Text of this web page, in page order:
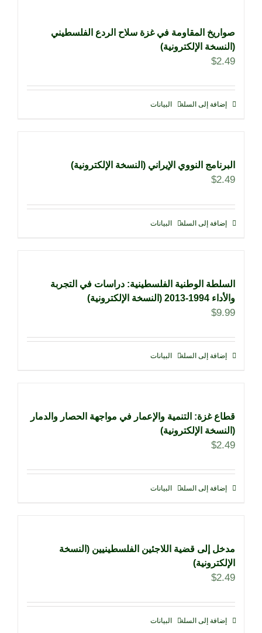
صواريخ المقاومة في غزة سلاح الردع الفلسطيني
(النسخة الإلكترونية)
$2.49
إضافة إلى السلة البيانات
البرنامج النووي الإيراني (النسخة الإلكترونية)
$2.49
إضافة إلى السلة البيانات
السلطة الوطنية الفلسطينية: دراسات في التجربة
والأداء 1994-2013 (النسخة الإلكترونية)
$9.99
إضافة إلى السلة البيانات
قطاع غزة: التنمية والإعمار في مواجهة الحصار والدمار
(النسخة الإلكترونية)
$2.49
إضافة إلى السلة البيانات
مدخل إلى قضية اللاجئين الفلسطينيين (النسخة
الإلكترونية)
$2.49
إضافة إلى السلة البيانات